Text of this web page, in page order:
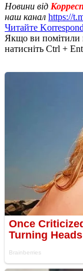
Новини від
наш канал https://
Читайте
Якщо ви помітили
натисніть Ctrl +